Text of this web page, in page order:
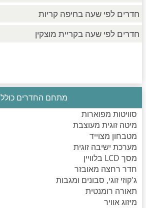
חדרים לפי שעה בחיפה קריות
חדרים לפי שעה בקריית מוצקין
מתחם החדרים כולל
סוויטות מפוארות
מיטה זוגית מעוצבת
מטבחון מצוייד
מערכת ישיבה זוגית
מסך LCD בלוויין
חדר רחצה מאובזר
ג'קוזי זוגי, סבונים ומגבות
תאורה רומנטית
מיזוג אוויר